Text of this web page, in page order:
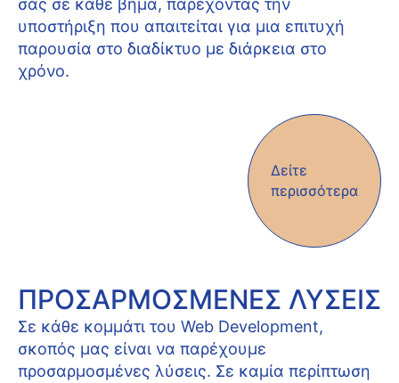
σας σε κάθε βήμα, παρέχοντας την
υποστήριξη που απαιτείται για μια επιτυχή
παρουσία στο διαδίκτυο με διάρκεια στο
χρόνο.
Δείτε
περισσότερα
ΠΡΟΣΑΡΜΟΣΜΈΝΕΣ ΛΎΣΕΙΣ
Σε κάθε κομμάτι του Web Development,
σκοπός μας είναι να παρέχουμε
προσαρμοσμένες λύσεις. Σε καμία περίπτωση